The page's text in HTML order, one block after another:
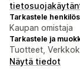
Tarkastele
Kaupan omistaja
Tarkastele ja
Tuotteet,
Näytä tiedot